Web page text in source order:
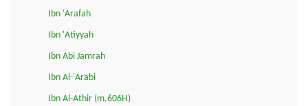
Ibn 'Arafah
Ibn 'Atiyyah
Ibn Abi Jamrah
Ibn Al-'Arabi
Ibn Al-Athir (m.606H)